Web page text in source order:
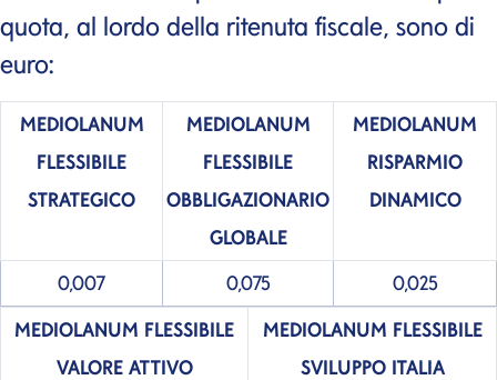
quota, al lordo della ritenuta fiscale, sono di
euro:
MEDIOLANUM
FLESSIBILE
STRATEGICO
MEDIOLANUM
FLESSIBILE
OBBLIGAZIONARIO
GLOBALE
MEDIOLANUM
RISPARMIO
DINAMICO
0,007 0,075
0,025
MEDIOLANUM FLESSIBILE
VALORE ATTIVO
MEDIOLANUM FLESSIBILE
SVILUPPO ITALIA